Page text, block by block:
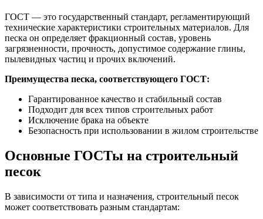
ГОСТ — это государственный стандарт, регламентирующий
технические характеристики строительных материалов. Для
песка он определяет фракционный состав, уровень
загрязненности, прочность, допустимое содержание глины,
пылевидных частиц и прочих включений.
Преимущества песка, соответствующего ГОСТ:
Гарантированное качество и стабильный состав
Подходит для всех типов строительных работ
Исключение брака на объекте
Безопасность при использовании в жилом строительстве
Основные ГОСТы на строительный
песок
В зависимости от типа и назначения, строительный песок
может соответствовать разным стандартам: